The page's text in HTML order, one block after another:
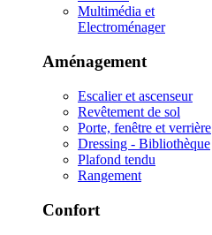
Multimédia et
Electroménager
Aménagement
Escalier et ascenseur
Revêtement de sol
Porte, fenêtre et verrière
Dressing - Bibliothèque
Plafond tendu
Rangement
Confort